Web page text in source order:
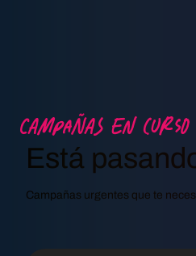
Campañas en curso
Está
Campañas urgentes que te